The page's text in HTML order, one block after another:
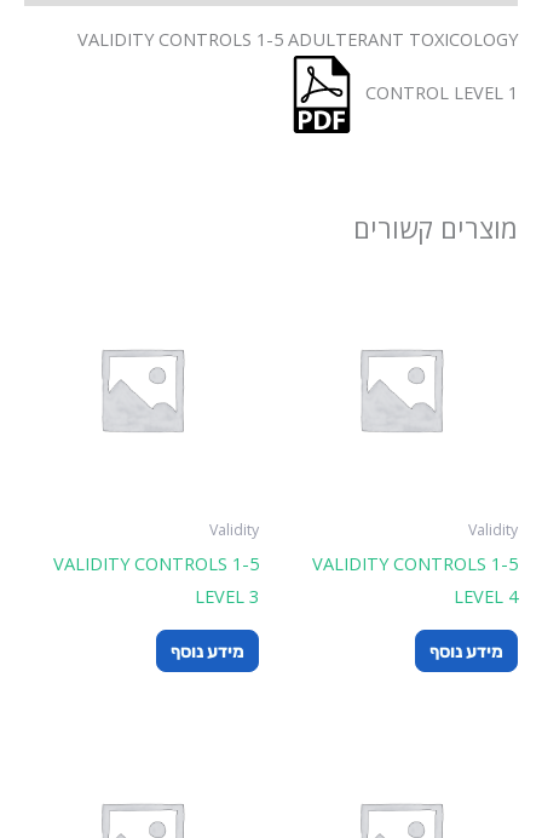
VALIDITY CONTROLS 1-5 ADULTERANT TOXICOLOGY
CONTROL LEVEL 1
מוצרים קשורים
Validity
VALIDITY CONTROLS 1-5
LEVEL 4
מידע נוסף
Validity
VALIDITY CONTROLS 1-5
LEVEL 3
מידע נוסף